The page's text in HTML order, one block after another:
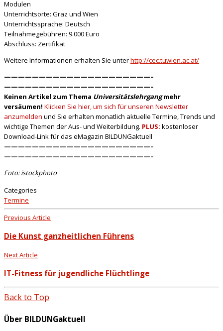
Modulen
Unterrichtsorte: Graz und Wien
Unterrichtssprache: Deutsch
Teilnahmegebühren: 9.000 Euro
Abschluss: Zertifikat
Weitere Informationen erhalten Sie unterhttp://cec.tuwien.ac.at/
—————————————————————–
—————————————————————–
Keinen Artikel zum Thema Universitätslehrgang mehr
versäumen! Klicken Sie hier, um sich für unseren Newsletter
anzumelden und Sie erhalten monatlich aktuelle Termine, Trends und
wichtige Themen der Aus- und Weiterbildung. PLUS: kostenloser
Download-Link für das eMagazin BILDUNGaktuell
—————————————————————–
—————————————————————–
Foto: istockphoto
Categories
Termine
Previous Article
Die Kunst ganzheitlichen Führens
Next Article
IT-Fitness für jugendliche Flüchtlinge
Back to Top
Über BILDUNGaktuell